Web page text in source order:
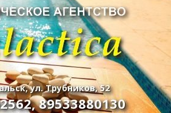
ул. Трубников, 52
,89533880130